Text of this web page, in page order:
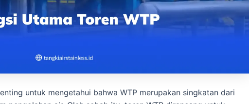
untuk mengetahui bahwa WTP merupakan singkatan dari